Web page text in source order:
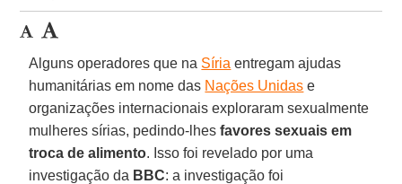
Alguns operadores que na Síria entregam ajudas
humanitárias em nome das Nações Unidas e
organizações internacionais exploraram sexualmente
mulheres sírias, pedindo-lhesfavores sexuais em
troca de alimento. Isso foi revelado por uma
investigação da BBC: a investigação foi